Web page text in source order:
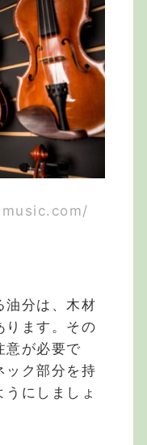
油分は、木材
ります。その
意が必要で
ック部分を持
にしましょ